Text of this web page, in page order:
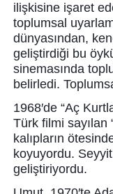
ilişkisine işaret
toplumsal
dünyasından,
geliştirdiği bu
sinemasında
belirledi.
1968′de “Aç
Türk filmi sayılan
kalıpların
koyuyordu. Seyyit
geliştiriyordu.